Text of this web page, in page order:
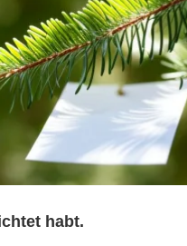
habt.